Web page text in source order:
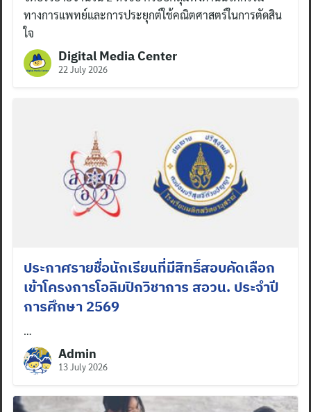
ทางการแพทย์และการประยุกต์ใช้คณิตศาสตร์ในการตัดสิน
ใจ
Digital Media Center
22 July 2026
ประกาศรายชื่อนักเรียนที่มีสิทธิ์สอบคัดเลือก
เข้าโครงการโอลิมปิกวิชาการ สอวน. ประจำปี
การศึกษา 2569
…
Admin
13 July 2026